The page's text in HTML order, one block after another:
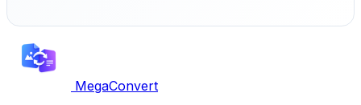
MegaConvert